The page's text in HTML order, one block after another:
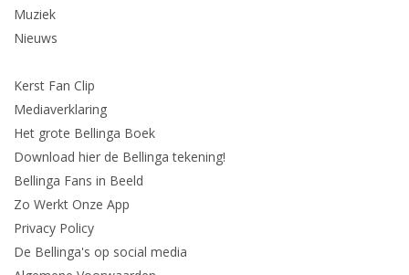
Muziek
Nieuws
Kerst Fan Clip
Mediaverklaring
Het grote Bellinga Boek
Download hier de Bellinga tekening!
Bellinga Fans in Beeld
Zo Werkt Onze App
Privacy Policy
De Bellinga's op social media